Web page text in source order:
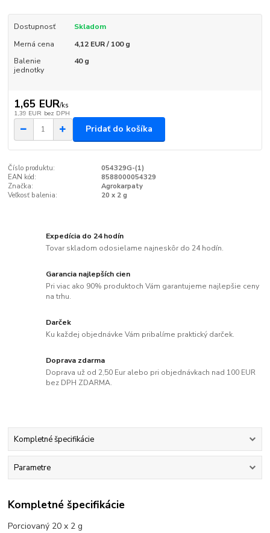
Dostupnosť
Skladom
Merná cena
4,12 EUR / 100 g
Balenie
jednotky
40 g
1,65 EUR/ks
1,39 EUR bez DPH
Pridať do košíka
Číslo produktu:
054329G-(1)
EAN kód:
8588000054329
Značka:
Agrokarpaty
Veľkosť balenia:
20 x 2 g
Expedícia do 24 hodín
Tovar skladom odosielame najneskôr do 24 hodín.
Garancia najlepších cien
Pri viac ako 90% produktoch Vám garantujeme najlepšie ceny
na trhu.
Darček
Ku každej objednávke Vám pribalíme praktický darček.
Doprava zdarma
Doprava už od 2,50 Eur alebo pri objednávkach nad 100 EUR
bez DPH ZDARMA.
Kompletné špecifikácie
Parametre
Kompletné špecifikácie
Porciovaný 20 x 2 g